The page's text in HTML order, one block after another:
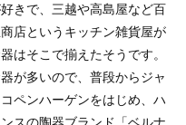
きで、三越や高島屋など百
店というキッチン雑貨屋が
はそこで揃えたそうです。
が多いので、普段からジャ
ペンハーゲンをはじめ、ハ